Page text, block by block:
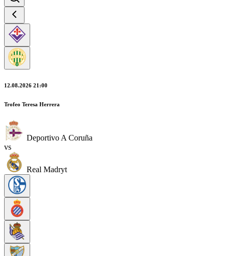
12.08.2026 21:00
Trofeo Teresa Herrera
Deportivo A Coruña
vs
Real Madryt